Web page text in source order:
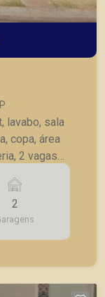
lavabo, sala
copa, área
2 vagas
2